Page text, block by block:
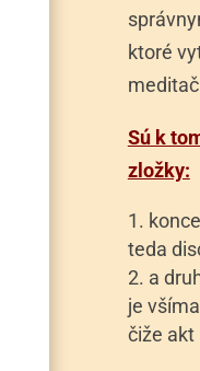
ktoré
Sú k
zložky:
teda
a
je
čiže akt